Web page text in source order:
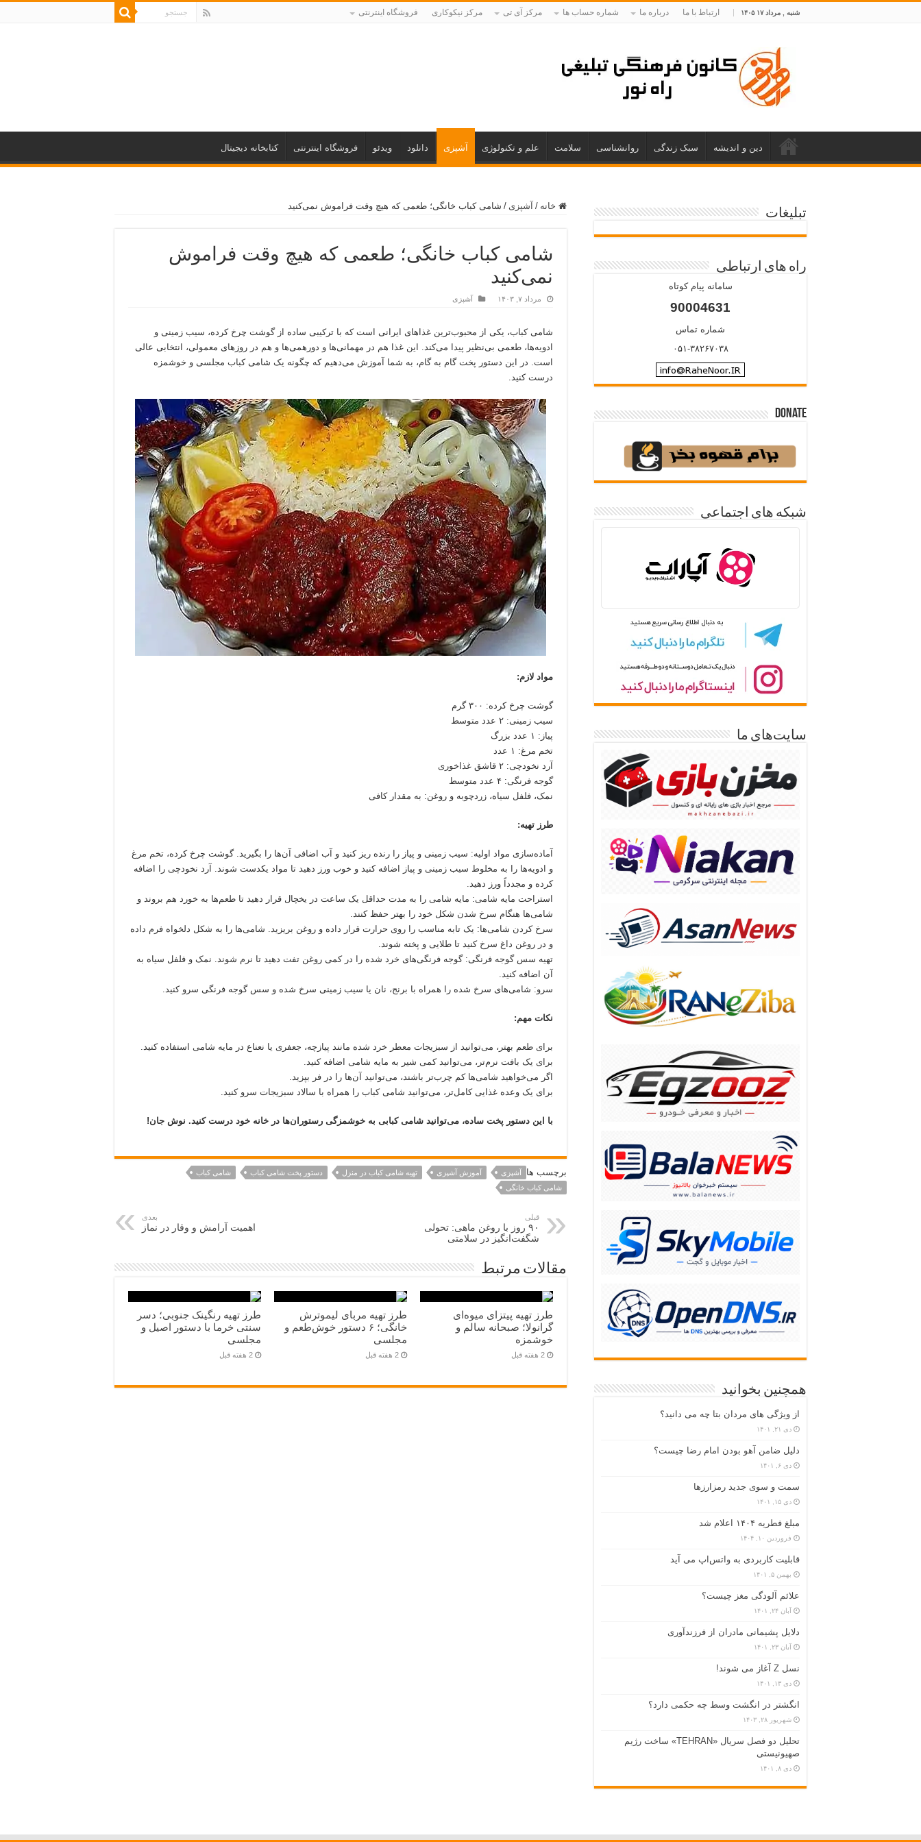
شنبه , مرداد ۱۷ ۱۴۰۵ ارتباط با ما درباره ما شماره حساب ها مرکز آی تی مرکز نیکوکاری فروشگاه اینترنتی
دین و اندیشه سبک زندگی روانشناسی سلامت علم و تکنولوژی آشپزی دانلود ویدئو فروشگاه اینترنتی کتابخانه دیجیتال
خانه / آشپزی / شامی کباب خانگی؛ طعمی که هیچ وقت فراموش نمی‌کنید
شامی کباب خانگی؛ طعمی که هیچ وقت فراموش
نمی‌کنید
مرداد ۷, ۱۴۰۳ آشپزی
شامی کباب، یکی از محبوب‌ترین غذاهای ایرانی است که با ترکیبی ساده از گوشت چرخ کرده، سیب زمینی و
ادویه‌ها، طعمی بی‌نظیر پیدا می‌کند. این غذا هم در مهمانی‌ها و دورهمی‌ها و هم در روزهای معمولی، انتخابی عالی
است. در این دستور پخت گام به گام، به شما آموزش می‌دهیم که چگونه یک شامی کباب مجلسی و خوشمزه
درست کنید.
مواد لازم:
گوشت چرخ کرده: ۳۰۰ گرم
سیب زمینی: ۲ عدد متوسط
پیاز: ۱ عدد بزرگ
تخم مرغ: ۱ عدد
آرد نخودچی: ۲ قاشق غذاخوری
گوجه فرنگی: ۴ عدد متوسط
نمک، فلفل سیاه، زردچوبه و روغن: به مقدار کافی
طرز تهیه:
آماده‌سازی مواد اولیه: سیب زمینی و پیاز را رنده ریز کنید و آب اضافی آن‌ها را بگیرید. گوشت چرخ کرده، تخم مرغ
و ادویه‌ها را به مخلوط سیب زمینی و پیاز اضافه کنید و خوب ورز دهید تا مواد یکدست شوند. آرد نخودچی را اضافه
کرده و مجدداً ورز دهید.
استراحت مایه شامی: مایه شامی را به مدت حداقل یک ساعت در یخچال قرار دهید تا طعم‌ها به خورد هم بروند و
شامی‌ها هنگام سرخ شدن شکل خود را بهتر حفظ کنند.
سرخ کردن شامی‌ها: یک تابه مناسب را روی حرارت قرار داده و روغن بریزید. شامی‌ها را به شکل دلخواه فرم داده
و در روغن داغ سرخ کنید تا طلایی و پخته شوند.
تهیه سس گوجه فرنگی: گوجه فرنگی‌های خرد شده را در کمی روغن تفت دهید تا نرم شوند. نمک و فلفل سیاه به
آن اضافه کنید.
سرو: شامی‌های سرخ شده را همراه با برنج، نان یا سیب زمینی سرخ شده و سس گوجه فرنگی سرو کنید.
نکات مهم:
برای طعم بهتر، می‌توانید از سبزیجات معطر خرد شده مانند پیازچه، جعفری یا نعناع در مایه شامی استفاده کنید.
برای یک بافت نرم‌تر، می‌توانید کمی شیر به مایه شامی اضافه کنید.
اگر می‌خواهید شامی‌ها کم چرب‌تر باشند، می‌توانید آن‌ها را در فر بپزید.
برای یک وعده غذایی کامل‌تر، می‌توانید شامی کباب را همراه با سالاد سبزیجات سرو کنید.
با این دستور پخت ساده، می‌توانید شامی کبابی به خوشمزگی رستوران‌ها در خانه خود درست کنید. نوش جان!
برچسب ها آشپزی آموزش آشپزی تهیه شامی کباب در منزل دستور پخت شامی کباب
شامی کباب
شامی کباب خانگی
قبلی
۹۰ روز با روغن ماهی: تحولی
شگفت‌انگیز در سلامتی
بعدی
اهمیت آرامش و وقار در نماز
مقالات مرتبط
طرز تهیه پیتزای میوه‌ای
گرانولا؛ صبحانه سالم و
خوشمزه
2 هفته قبل
طرز تهیه مربای لیموترش
خانگی؛ ۶ دستور خوش‌طعم و
مجلسی
2 هفته قبل
طرز تهیه رنگینک جنوبی؛ دسر
سنتی خرما با دستور اصیل و
مجلسی
2 هفته قبل
تبلیغات
راه های ارتباطی
سامانه پیام کوتاه
90004631
شماره تماس
۰۵۱-۳۸۲۶۷۰۳۸
Donate
شبکه های اجتماعی
سایت‌های ما
همچنین بخوانید
از ویژگی های مردان بتا چه می دانید؟
دی ۲۱, ۱۴۰۱
دلیل ضامن آهو بودن امام رضا چیست؟
دی ۶, ۱۴۰۱
سمت و سوی جدید رمزارزها
دی ۱۵, ۱۴۰۱
مبلغ فطریه ۱۴۰۴ اعلام شد
فروردین ۱۰, ۱۴۰۴
قابلیت کاربردی به واتس‌اپ می آید
بهمن ۵, ۱۴۰۱
علائم آلودگی مغز چیست؟
آبان ۲۴, ۱۴۰۱
دلایل پشیمانی مادران از فرزندآوری
آبان ۲۳, ۱۴۰۱
نسل Z آغاز می شوند!
دی ۱۳, ۱۴۰۱
انگشتر در انگشت وسط چه حکمی دارد؟
شهریور ۲۸, ۱۴۰۳
تحلیل دو فصل سریال «TEHRAN» ساخت رژیم
صهیونیستی
دی ۸, ۱۴۰۱